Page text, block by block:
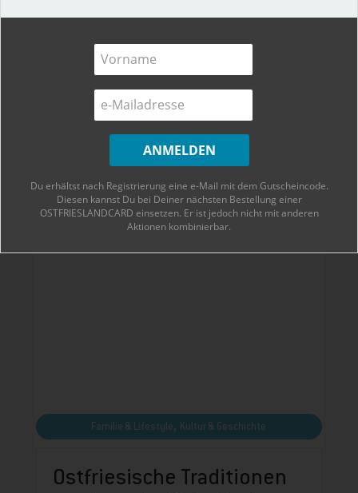
Eigenarten und einem großen Selbstwertgefühl.
Zum Beitrag
18. April 2023
Familie & Lifestyle , Kultur & Geschichte
Ostfriesische Traditionen
Du erhältst nach Registrierung eine e-Mail mit dem Gutscheincode.
Diesen kannst Du bei Deiner nächsten Bestellung einer
OSTFRIESLANDCARD einsetzen. Er ist jedoch nicht mit anderen
Aktionen kombinierbar.